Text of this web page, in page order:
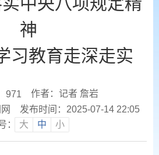
神
习教育走深走实
971
作者：记者 詹岩
发布时间：2025-07-14 22:05
：
大 中 小